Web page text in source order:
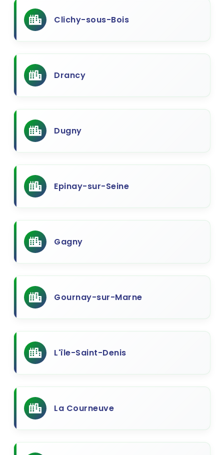
Clichy-sous-Bois
Drancy
Dugny
Epinay-sur-Seine
Gagny
Gournay-sur-Marne
L'île-Saint-Denis
La Courneuve